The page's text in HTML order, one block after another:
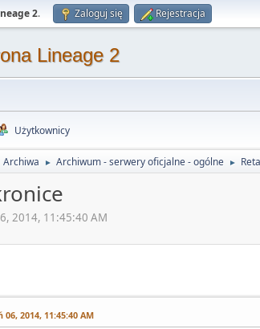
2. Zaloguj się Rejestracja
Lineage 2
Użytkownicy
Archiwa ► Archiwum - serwery oficjalne - ogólne ►
2014, 11:45:40 AM
06, 2014, 11:45:40 AM